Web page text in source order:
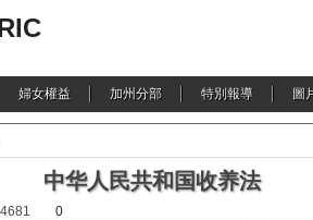
婦女權益 加州分部 特別報導 圖
中华人民共和国收养法
4681 0